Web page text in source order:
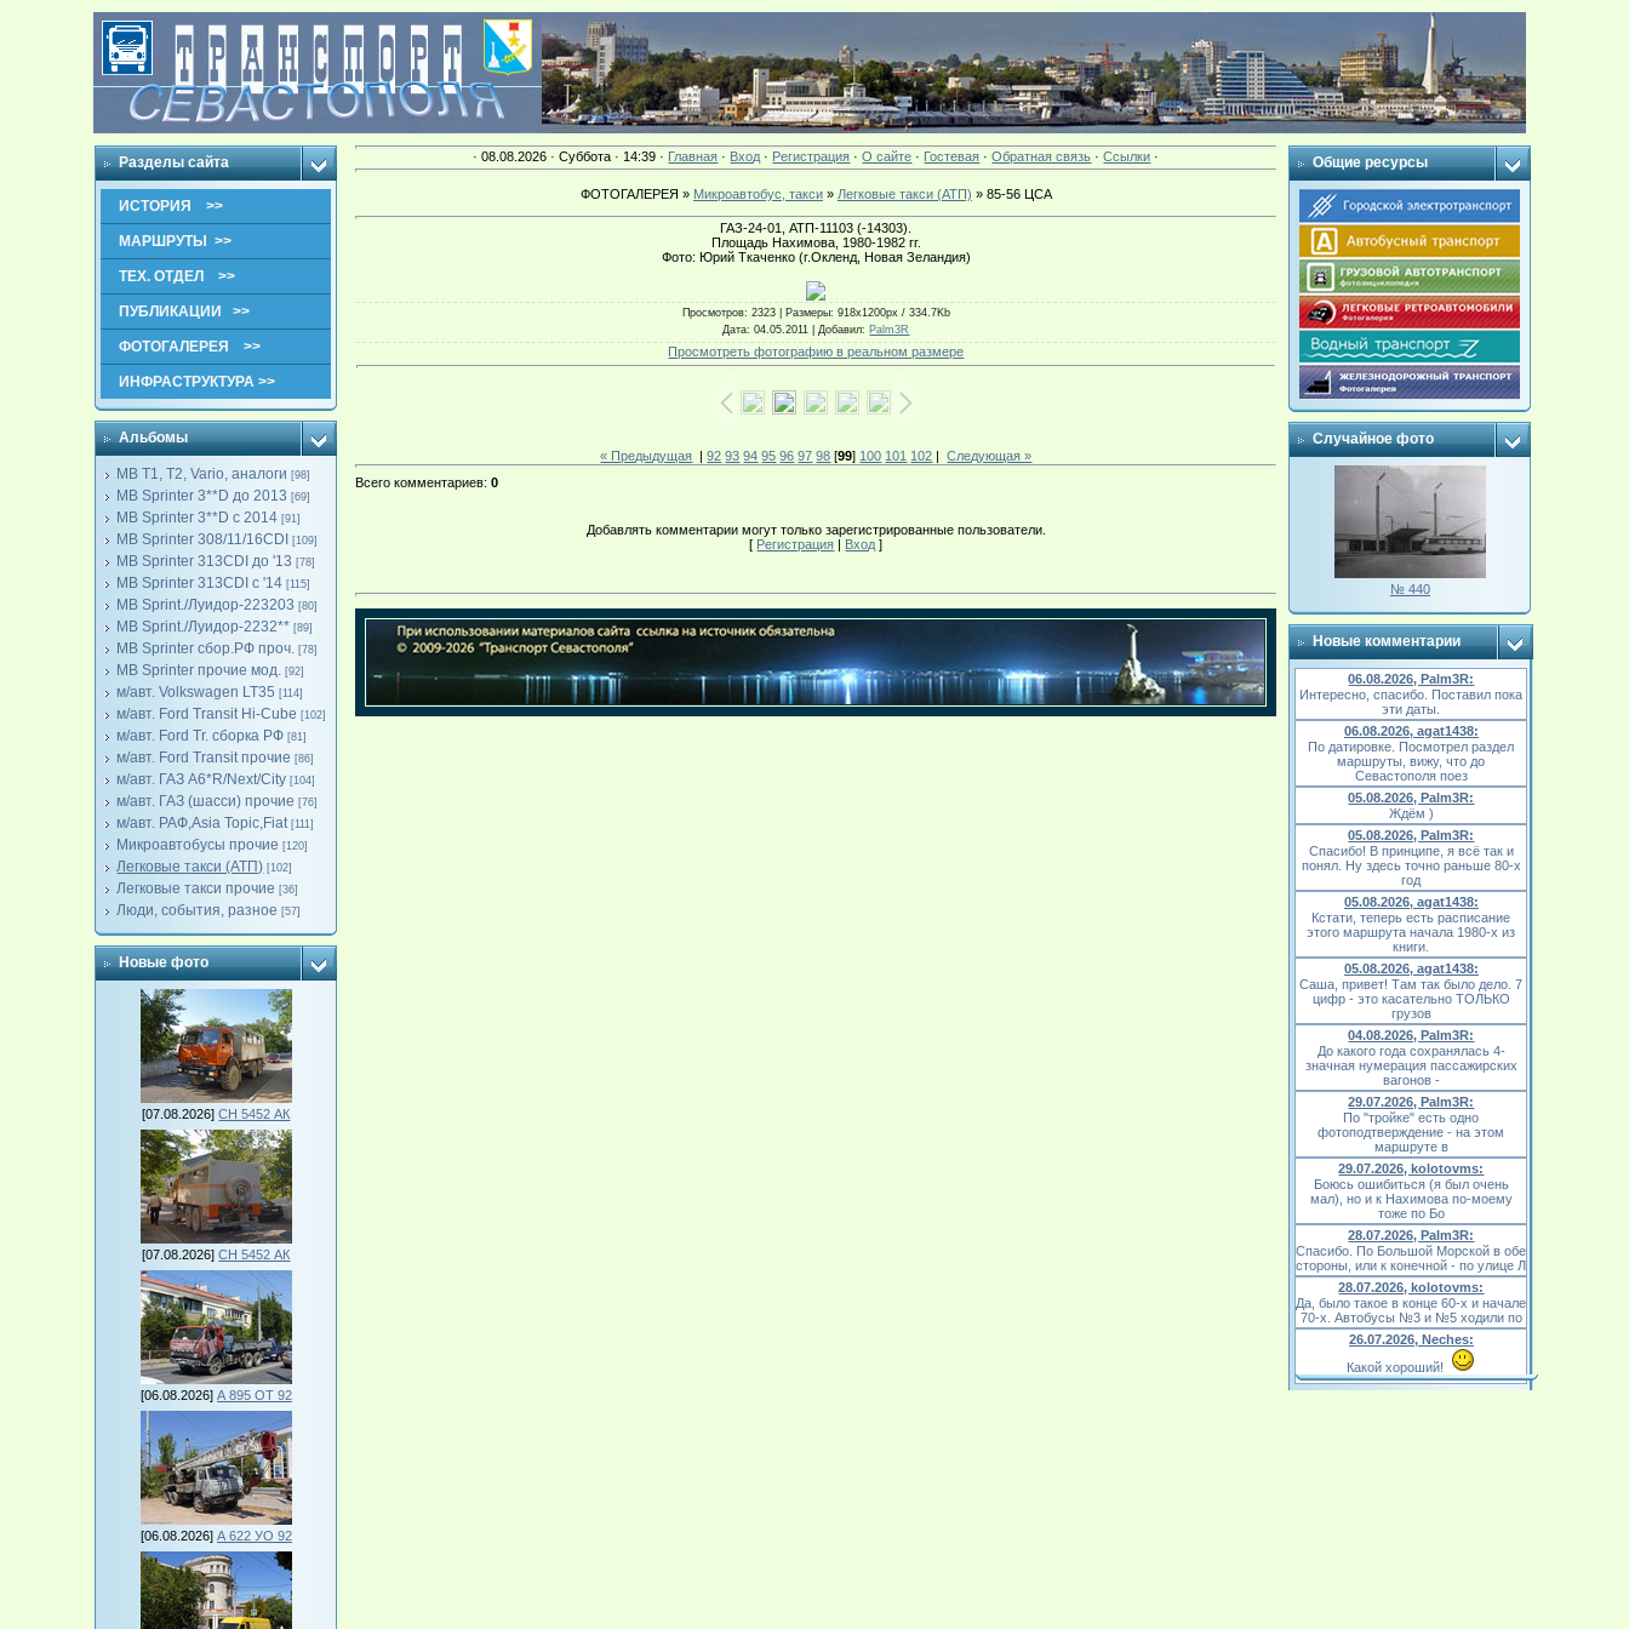
Разделы сайта
ИСТОРИЯ >>
МАРШРУТЫ >>
ТЕХ. ОТДЕЛ >>
ПУБЛИКАЦИИ >>
ФОТОГАЛЕРЕЯ >>
ИНФРАСТРУКТУРА >>
Альбомы
MB T1, T2, Vario, аналоги [98]
MB Sprinter 3**D до 2013 [69]
MB Sprinter 3**D с 2014 [91]
MB Sprinter 308/11/16CDI [109]
MB Sprinter 313CDI до '13 [78]
MB Sprinter 313CDI с '14 [115]
MB Sprint./Луидор-223203 [80]
MB Sprint./Луидор-2232** [89]
MB Sprinter сбор.РФ проч. [78]
MB Sprinter прочие мод. [92]
м/авт. Volkswagen LT35 [114]
м/авт. Ford Transit Hi-Cube [102]
м/авт. Ford Tr. сборка РФ [81]
м/авт. Ford Transit прочие [86]
м/авт. ГАЗ A6*R/Next/City [104]
м/авт. ГАЗ (шасси) прочие [76]
м/авт. РАФ,Asia Topic,Fiat [111]
Микроавтобусы прочие [120]
Легковые такси (АТП) [102]
Легковые такси прочие [36]
Люди, события, разное [57]
Новые фото
[07.08.2026]СН 5452 АК
[07.08.2026]СН 5452 АК
[06.08.2026] А 895 ОТ 92
[06.08.2026] А 622 УО 92
· 08.08.2026 · Суббота · 14:39 · Главная · Вход · Регистрация ·О сайте · Гостевая ·Обратная связь ·Ссылки ·
ФОТОГАЛЕРЕЯ » Микроавтобус, такси» Легковые такси (АТП) » 85-56 ЦСА
ГАЗ-24-01, АТП-11103 (-14303).
Площадь Нахимова, 1980-1982 гг.
Фото: Юрий Ткаченко (г.Окленд, Новая Зеландия)
Просмотров: 2323 | Размеры: 918x1200px / 334.7Kb
Дата: 04.05.2011 |Добавил: Palm3R
Просмотреть фотографию в реальном размере
« Предыдущая |92 93 94 95 96 97 98 [99] 100 101 102 |Следующая »
Всего комментариев:0
Добавлять комментарии могут только зарегистрированные пользователи.
[ Регистрация | Вход ]
Общие ресурсы
Случайное фото
№ 440
Новые комментарии
06.08.2026, Palm3R:
Интересно, спасибо. Поставил пока
эти даты.
06.08.2026, agat1438:
По датировке. Посмотрел раздел
маршруты, вижу, что до
Севастополя поез
05.08.2026, Palm3R:
Ждём )
05.08.2026, Palm3R:
Спасибо! В принципе, я всё так и
понял. Ну здесь точно раньше 80-х
год
05.08.2026, agat1438:
Кстати, теперь есть расписание
этого маршрута начала 1980-х из
книги.
05.08.2026, agat1438:
Саша, привет! Там так было дело. 7
цифр - это касательно ТОЛЬКО
грузов
04.08.2026, Palm3R:
До какого года сохранялась 4-
значная нумерация пассажирских
вагонов -
29.07.2026, Palm3R:
По "тройке" есть одно
фотоподтверждение - на этом
маршруте в
29.07.2026, kolotovms:
Боюсь ошибиться (я был очень
мал), но и к Нахимова по-моему
тоже по Бо
28.07.2026, Palm3R:
Спасибо. По Большой Морской в обе
стороны, или к конечной - по улице Л
28.07.2026, kolotovms:
Да, было такое в конце 60-х и начале
70-х. Автобусы №3 и №5 ходили по
26.07.2026, Neches:
Какой хороший!